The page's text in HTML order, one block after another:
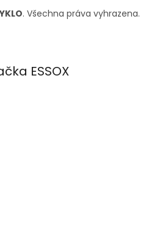
. Všechna práva vyhrazena.
ESSOX